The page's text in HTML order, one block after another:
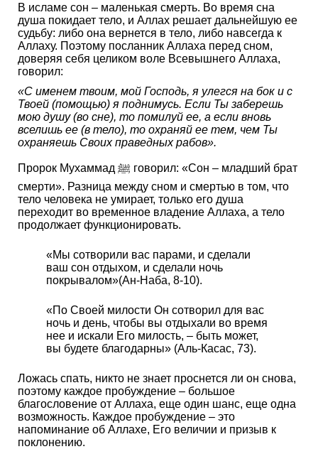
В исламе сон – маленькая смерть. Во время сна
душа покидает тело, и Аллах решает дальнейшую ее
судьбу: либо она вернется в тело, либо навсегда к
Аллаху. Поэтому посланник Аллаха перед сном,
доверяя себя целиком воле Всевышнего Аллаха,
говорил:
«С именем твоим, мой Господь, я улегся на бок и с
Твоей (помощью) я поднимусь. Если Ты заберешь
мою душу (во сне), то помилуй ее, а если вновь
вселишь ее (в тело), то охраняй ее тем, чем Ты
охраняешь Своих праведных рабов».
Пророк Мухаммад ﷺ говорил: «Сон – младший брат
смерти». Разница между сном и смертью в том, что
тело человека не умирает, только его душа
переходит во временное владение Аллаха, а тело
продолжает функционировать.
«Мы сотворили вас парами, и сделали
ваш сон отдыхом, и сделали ночь
покрывалом»(Ан-Наба, 8-10).
«По Своей милости Он сотворил для вас
ночь и день, чтобы вы отдыхали во время
нее и искали Его милость, – быть может,
вы будете благодарны» (Аль-Касас, 73).
Ложась спать, никто не знает проснется ли он снова,
поэтому каждое пробуждение – большое
благословение от Аллаха, еще один шанс, еще одна
возможность. Каждое пробуждение – это
напоминание об Аллахе, Его величии и призыв к
поклонению.